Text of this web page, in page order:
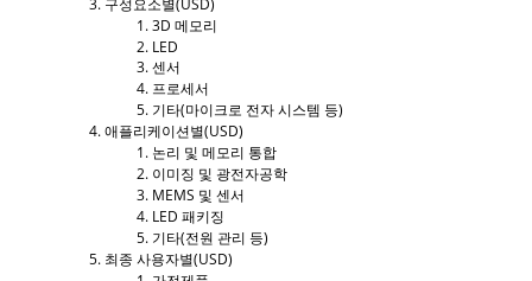
3D 메모리
LED
센서
프로세서
기타(마이크로 전자 시스템 등)
애플리케이션별(USD)
논리 및 메모리 통합
이미징 및 광전자공학
MEMS 및 센서
LED 패키징
기타(전원 관리 등)
최종 사용자별(USD)